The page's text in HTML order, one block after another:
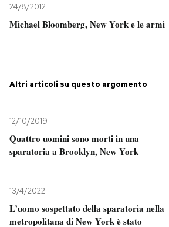
NEWSLETTER
I MIEI PREFERITI
CALENDARIO
24/8/2012
Michael Bloomberg, New York e le armi
Altri articoli su questo argomento
12/10/2019
Quattro uomini sono morti in una
sparatoria a Brooklyn, New York
13/4/2022
L’uomo sospettato della sparatoria nella
metropolitana di New York è stato